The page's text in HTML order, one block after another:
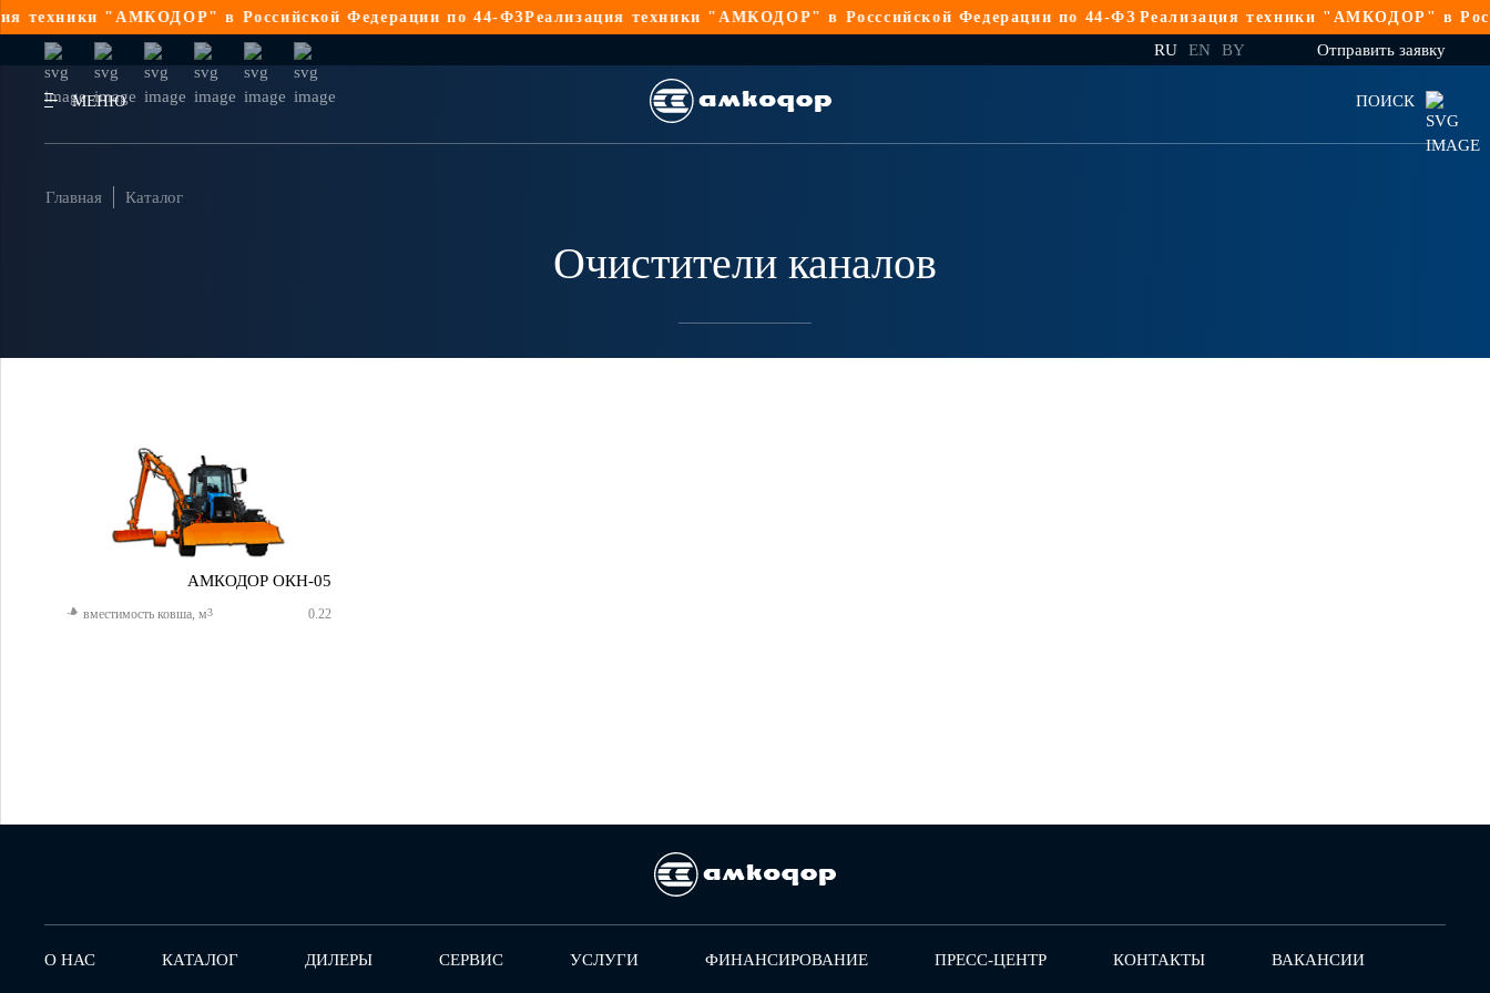
"АМКОДОР" в Российской Федерации по 44-ФЗРеализация техники "АМКОДОР" в Росссийской Федерации по 44-ФЗ Реализация техники "АМКОДОР" в
RU EN BY Отправить заявку
МЕНЮ ПОИСК
Главная Каталог
Очистители каналов
АМКОДОР ОКН-05
вместимость ковша, м3 0.22
О НАС КАТАЛОГ ДИЛЕРЫ СЕРВИС УСЛУГИ ФИНАНСИРОВАНИЕ ПРЕСС-ЦЕНТР КОНТАКТЫ ВАКАНСИИ